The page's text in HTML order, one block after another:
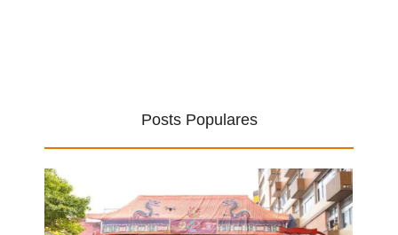
Posts Populares